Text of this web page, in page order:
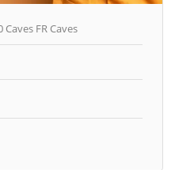
FR Caves